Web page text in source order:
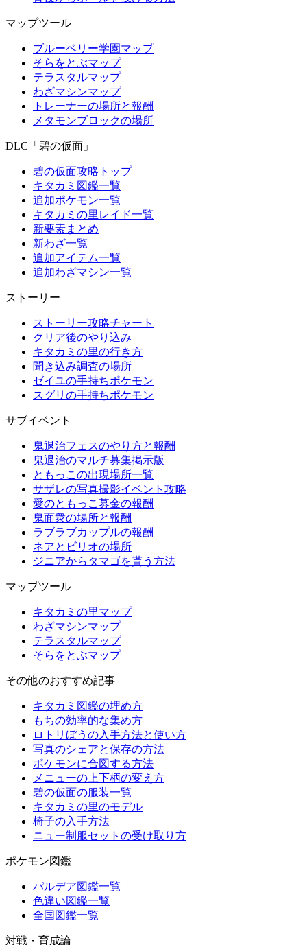
マップツール
ブルーベリー学園マップ
そらをとぶマップ
テラスタルマップ
わざマシンマップ
トレーナーの場所と報酬
メタモンブロックの場所
DLC「碧の仮面」
碧の仮面攻略トップ
キタカミ図鑑一覧
追加ポケモン一覧
キタカミの里レイド一覧
新要素まとめ
新わざ一覧
追加アイテム一覧
追加わざマシン一覧
ストーリー
ストーリー攻略チャート
クリア後のやり込み
キタカミの里の行き方
聞き込み調査の場所
ゼイユの手持ちポケモン
スグリの手持ちポケモン
サブイベント
鬼退治フェスのやり方と報酬
鬼退治のマルチ募集掲示版
ともっこの出現場所一覧
サザレの写真撮影イベント攻略
愛のともっこ募金の報酬
鬼面衆の場所と報酬
ラブラブカップルの報酬
ネアとビリオの場所
ジニアからタマゴを貰う方法
マップツール
キタカミの里マップ
わざマシンマップ
テラスタルマップ
そらをとぶマップ
その他のおすすめ記事
キタカミ図鑑の埋め方
もちの効率的な集め方
ロトリぼうの入手方法と使い方
写真のシェアと保存の方法
ポケモンに合図する方法
メニューの上下柄の変え方
碧の仮面の服装一覧
キタカミの里のモデル
椅子の入手方法
ニュー制服セットの受け取り方
ポケモン図鑑
パルデア図鑑一覧
色違い図鑑一覧
全国図鑑一覧
対戦・育成論